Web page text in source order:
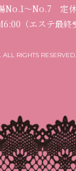
No.1〜No.7 定
（エステ最終
RIGHTS RESERVED.